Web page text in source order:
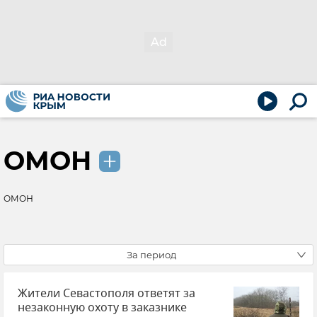
ОМОН
ОМОН
За период
Жители Севастополя ответят за
незаконную охоту в заказнике